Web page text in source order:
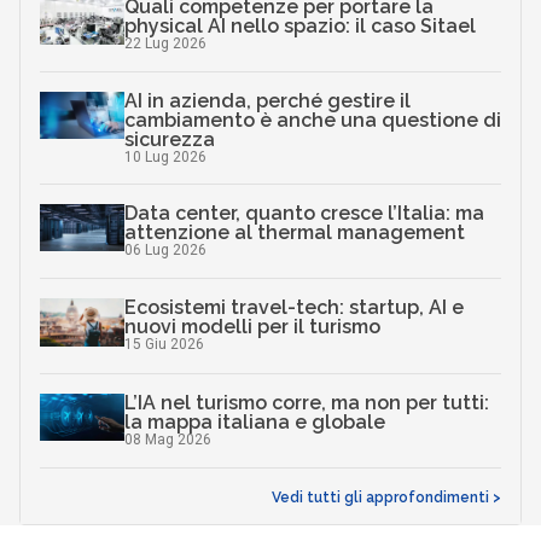
Quali competenze per portare la
physical AI nello spazio: il caso Sitael
22 Lug 2026
AI in azienda, perché gestire il
cambiamento è anche una questione di
sicurezza
10 Lug 2026
Data center, quanto cresce l’Italia: ma
attenzione al thermal management
06 Lug 2026
Ecosistemi travel-tech: startup, AI e
nuovi modelli per il turismo
15 Giu 2026
L’IA nel turismo corre, ma non per tutti:
la mappa italiana e globale
08 Mag 2026
Vedi tutti gli approfondimenti >